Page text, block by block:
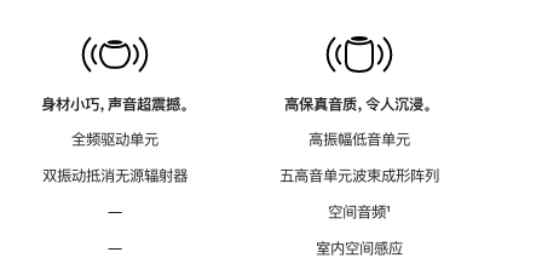
身材小巧，声音超震撼。
全频驱动单元
双振动抵消无源辐射器
—
—
高保真音质，令人沉浸。
高振幅低音单元
五高音单元波束成形阵列
空间音频脚
¹
室内空间感应